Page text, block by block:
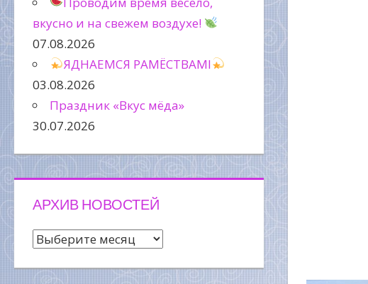
вкусно и на свежем воздухе!
07.08.2026
ЯДНАЕМСЯ РАМЁСТВАМІ
03.08.2026
Праздник «Вкус мёда»
30.07.2026
АРХИВ НОВОСТЕЙ
Архив